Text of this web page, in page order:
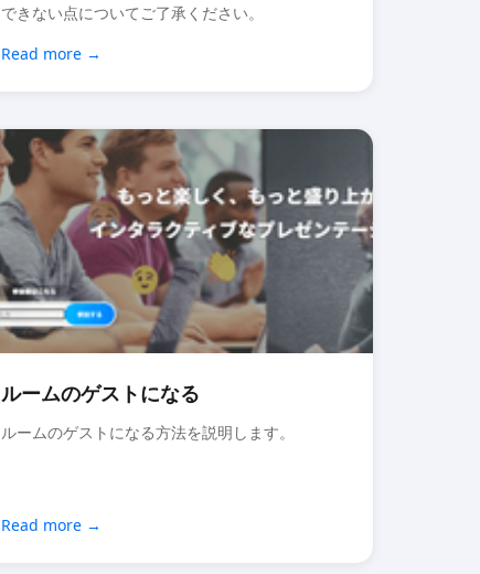
できない点についてご了承ください。
Read more
ルームのゲストになる
ルームのゲストになる方法を説明します。
Read more